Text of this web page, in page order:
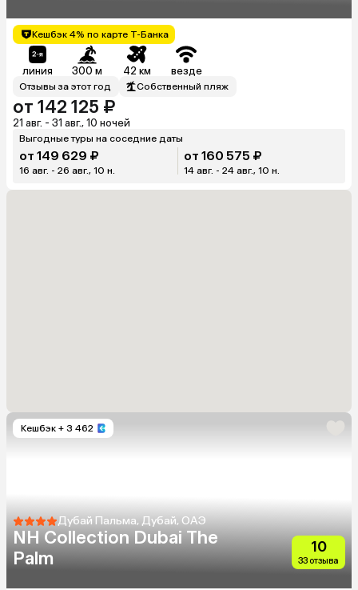
Кешбэк 4% по карте Т-Банка
линия 300 м 42 км везде
Отзывы за этот год Собственный пляж
от 142 125 ₽
21 авг. - 31 авг., 10 ночей
Выгодные туры на соседние даты
от 149 629 ₽
16 авг. - 26 авг., 10 н.
от 160 575 ₽
14 авг. - 24 авг., 10 н.
Кешбэк + 3 462
Дубай Пальма, Дубай, ОАЭ
NH Collection Dubai The
Palm
10
33 отзыва